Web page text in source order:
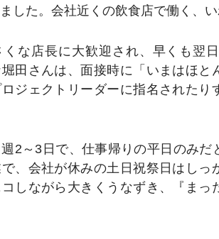
した。会社近くの飲食店で働く、い
くな店長に大歓迎され、早くも翌
田さんは、面接時に「いまはほと
ジェクトリーダーに指名されたり
週2～3日で、仕事帰りの平日のみ
、会社が休みの土日祝祭日はしっ
しながら大きくうなずき、『まっ